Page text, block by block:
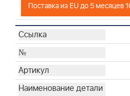
Поставка из EU до 5 месяцев